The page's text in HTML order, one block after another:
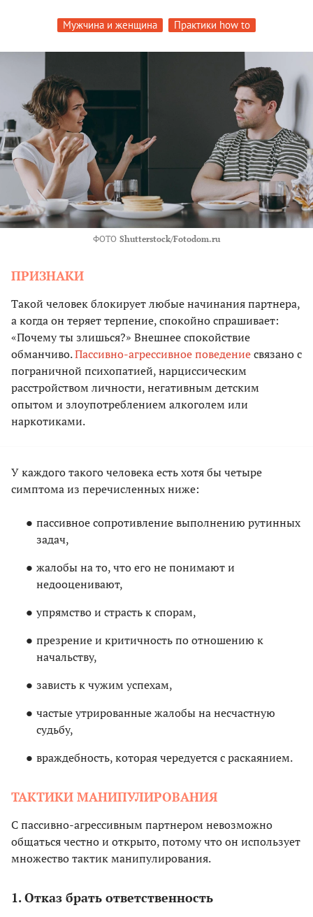
Мужчина и женщина Практики how to
ФОТО Shutterstock/Fotodom.ru
ПРИЗНАКИ
Такой человек блокирует любые начинания партнера,
а когда он теряет терпение, спокойно спрашивает:
«Почему ты злишься?» Внешнее спокойствие
обманчиво.Пассивно-агрессивное поведениесвязано с
пограничной психопатией, нарциссическим
расстройством личности, негативным детским
опытом и злоупотреблением алкоголем или
наркотиками.
У каждого такого человека есть хотя бы четыре
симптома из перечисленных ниже:
пассивное сопротивление выполнению рутинных
задач,
жалобы на то, что его не понимают и
недооценивают,
упрямство и страсть к спорам,
презрение и критичность по отношению к
начальству,
зависть к чужим успехам,
частые утрированные жалобы на несчастную
судьбу,
враждебность, которая чередуется с раскаянием.
ТАКТИКИ МАНИПУЛИРОВАНИЯ
С пассивно-агрессивным партнером невозможно
общаться честно и открыто, потому что он использует
множество тактик манипулирования.
1. Отказ брать ответственность